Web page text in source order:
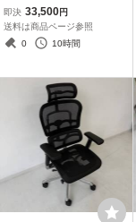
ス デジャヴハイカウンタ
ースツール ポリッシュア
ルミニウム 深澤直人デザ
即決 33,500円
送料は商品ページ参照
0
10時間